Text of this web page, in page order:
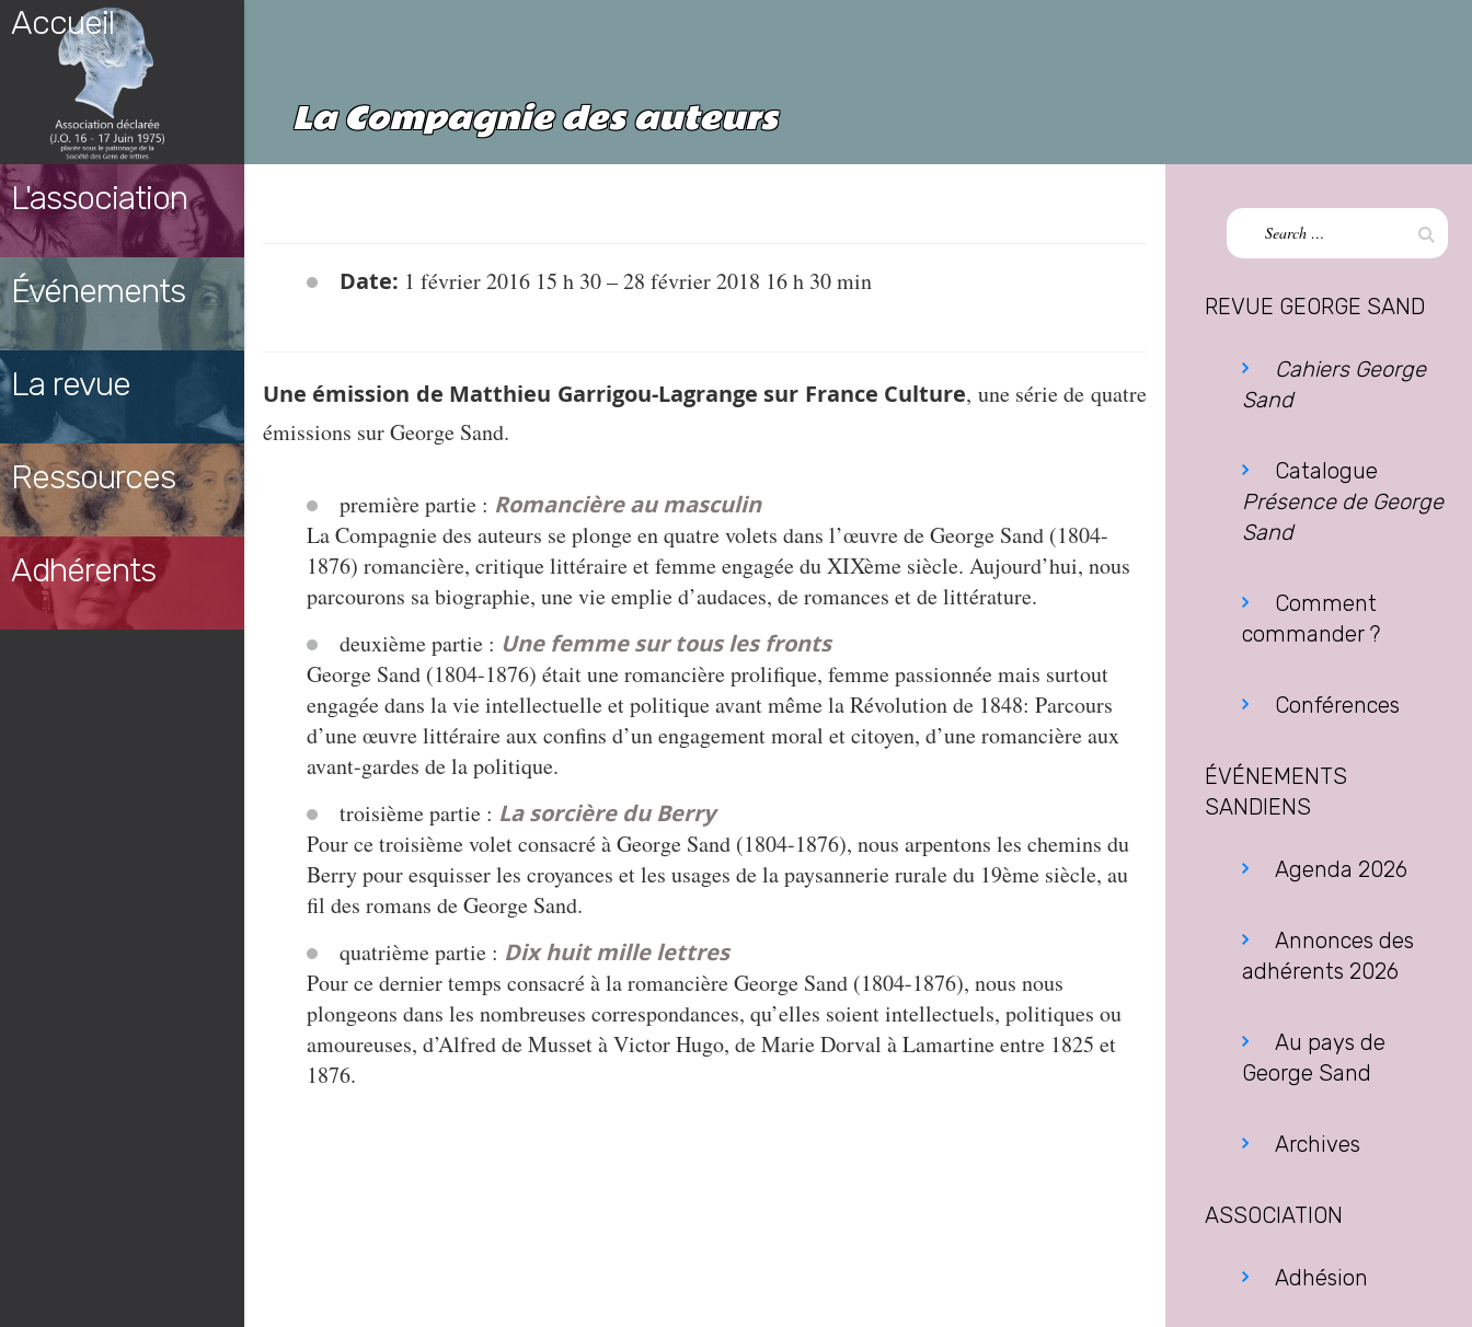
Skip
content
Accueil
L'association
Événements
La revue
Ressources
Adhérents
La Compagnie des auteurs
Date: 1 février 2016 15 h 30–28 février 2018 16 h 30 min
Une émission de Matthieu Garrigou-Lagrange sur France Culture, une série de quatre
émissions sur George Sand.
première partie : Romancière au masculin
La Compagnie des auteurs se plonge en quatre volets dans l’œuvre de George Sand (1804-
1876) romancière, critique littéraire et femme engagée du XIXème siècle. Aujourd’hui, nous
parcourons sa biographie, une vie emplie d’audaces, de romances et de littérature.
deuxième partie : Une femme sur tous les fronts
George Sand (1804-1876) était une romancière prolifique, femme passionnée mais surtout
engagée dans la vie intellectuelle et politique avant même la Révolution de 1848: Parcours
d’une œuvre littéraire aux confins d’un engagement moral et citoyen, d’une romancière aux
avant-gardes de la politique.
troisième partie : La sorcière du Berry
Pour ce troisième volet consacré à George Sand (1804-1876), nous arpentons les chemins du
Berry pour esquisser les croyances et les usages de la paysannerie rurale du 19ème siècle, au
fil des romans de George Sand.
quatrième partie : Dix huit mille lettres
Pour ce dernier temps consacré à la romancière George Sand (1804-1876), nous nous
plongeons dans les nombreuses correspondances, qu’elles soient intellectuels, politiques ou
amoureuses, d’Alfred de Musset à Victor Hugo, de Marie Dorval à Lamartine entre 1825 et
1876.
Search
for:
REVUE GEORGE SAND
Cahiers George
Sand
Catalogue
Présence de George
Sand
Comment
commander ?
Conférences
ÉVÉNEMENTS
SANDIENS
Agenda 2026
Annonces des
adhérents 2026
Au pays de
George Sand
Archives
ASSOCIATION
Adhésion